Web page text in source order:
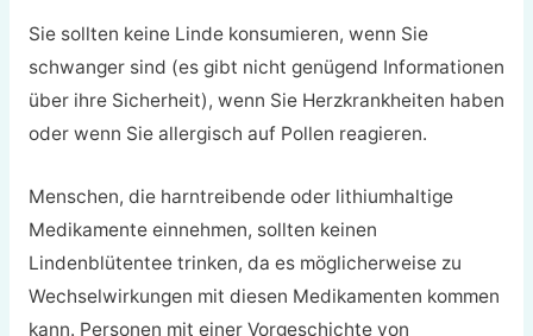
Sie sollten keine Linde konsumieren, wenn Sie
schwanger sind (es gibt nicht genügend Informationen
über ihre Sicherheit), wenn Sie Herzkrankheiten haben
oder wenn Sie allergisch auf Pollen reagieren.
Menschen, die harntreibende oder lithiumhaltige
Medikamente einnehmen, sollten keinen
Lindenblütentee trinken, da es möglicherweise zu
Wechselwirkungen mit diesen Medikamenten kommen
kann. Personen mit einer Vorgeschichte von